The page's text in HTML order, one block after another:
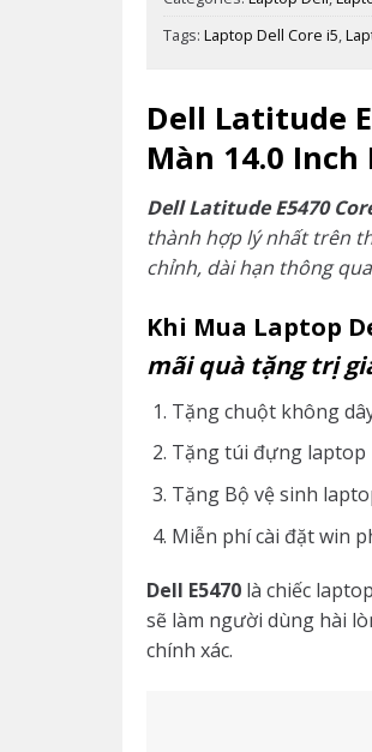
Tags: Laptop Dell Core i5,
Dell Latitude
Màn 14.0 Inch
Dell Latitude E5470
thành hợp lý nhất trên
chỉnh, dài hạn thông
Khi Mua Laptop
mãi quà tặng trị
Tặng chuột không
Tặng túi đựng laptop
Tặng Bộ vệ sinh
Miễn phí cài đặt win
Dell E5470 là chiếc
sẽ làm người dùng hài
chính xác.